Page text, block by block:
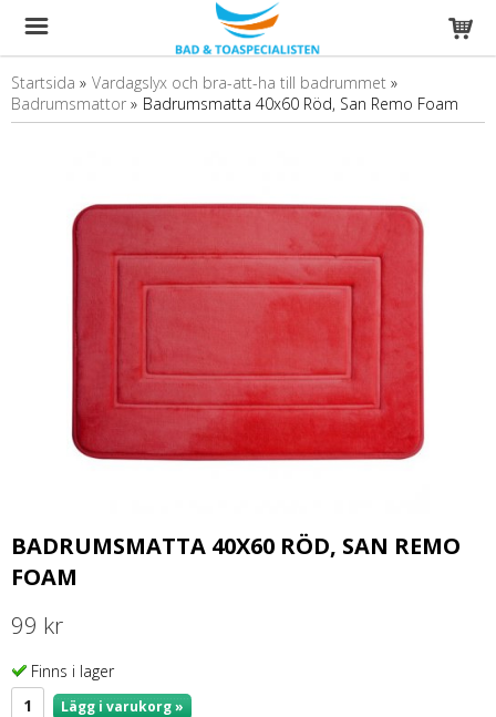
Startsida » Vardagslyx och bra-att-ha till badrummet »
Badrumsmattor » Badrumsmatta 40x60 Röd, San Remo Foam
BADRUMSMATTA 40X60 RÖD, SAN REMO
FOAM
99 kr
Finns i lager
Lägg i varukorg »